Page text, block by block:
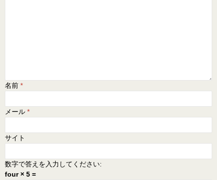
名前 *
メール *
サイト
数字で答えを入力してください:
four × 5 =